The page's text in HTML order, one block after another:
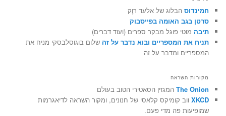
חמינדוס הבלוג של אלעד רוֶק
סרטן בגב האומה בפייסבוק
תיבה מוטי פוגל מבקר ספרים (ועוד דברים)
תניח את המספריים ובוא נדבר על זה שלום בוגוסלבסקי מניח את
המספריים ומדבר על זה
מקורות השראה
The Onion המגזין הסאטירי הטוב בעולם
XKCD ווב קומיקס קלאסי של חנונים, ומקור השראה לדיאגרמות
שמופיעות פה מדי פעם.